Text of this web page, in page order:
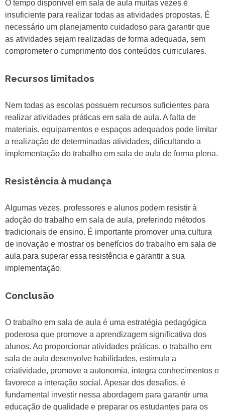
O tempo disponível em sala de aula muitas vezes é
insuficiente para realizar todas as atividades propostas. É
necessário um planejamento cuidadoso para garantir que
as atividades sejam realizadas de forma adequada, sem
comprometer o cumprimento dos conteúdos curriculares.
Recursos limitados
Nem todas as escolas possuem recursos suficientes para
realizar atividades práticas em sala de aula. A falta de
materiais, equipamentos e espaços adequados pode limitar
a realização de determinadas atividades, dificultando a
implementação do trabalho em sala de aula de forma plena.
Resistência à mudança
Algumas vezes, professores e alunos podem resistir à
adoção do trabalho em sala de aula, preferindo métodos
tradicionais de ensino. É importante promover uma cultura
de inovação e mostrar os benefícios do trabalho em sala de
aula para superar essa resistência e garantir a sua
implementação.
Conclusão
O trabalho em sala de aula é uma estratégia pedagógica
poderosa que promove a aprendizagem significativa dos
alunos. Ao proporcionar atividades práticas, o trabalho em
sala de aula desenvolve habilidades, estimula a
criatividade, promove a autonomia, integra conhecimentos e
favorece a interação social. Apesar dos desafios, é
fundamental investir nessa abordagem para garantir uma
educação de qualidade e preparar os estudantes para os